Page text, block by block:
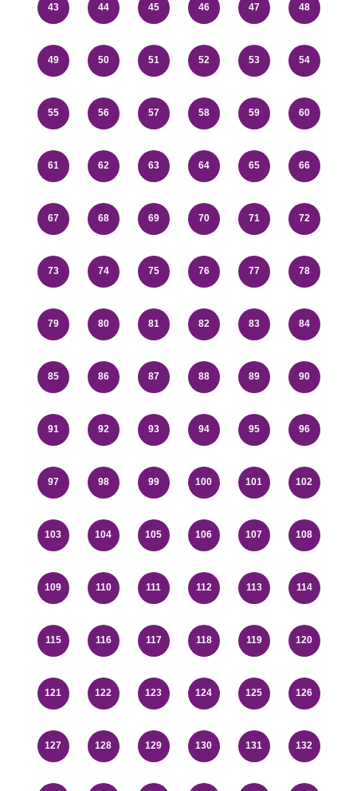
43 44 45 46 47 48
49 50 51 52 53 54
55 56 57 58 59 60
61 62 63 64 65 66
67 68 69 70 71 72
73 74 75 76 77 78
79 80 81 82 83 84
85 86 87 88 89 90
91 92 93 94 95 96
97 98 99 100 101 102
103 104 105 106 107 108
109 110 111 112 113 114
115 116 117 118 119 120
121 122 123 124 125 126
127 128 129 130 131 132